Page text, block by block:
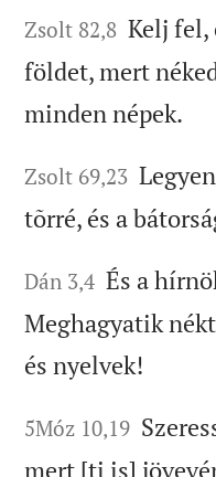
Zsolt 82,8 Kelj fel,
földet, mert
minden népek.
Zsolt 69,23
tõrré, és a
Dán 3,4 És a
Meghagyatik
és nyelvek!
5Móz 10,19
mert [ti is]